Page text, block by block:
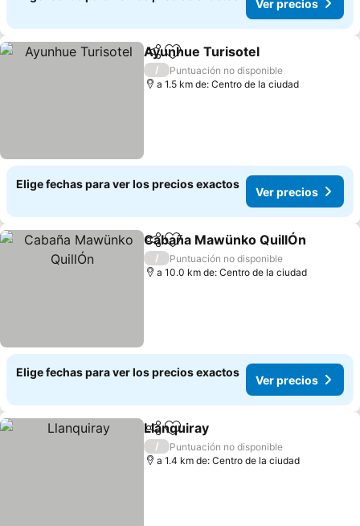
Ver precios
CompartirAgregar a favoritos
Ayunhue Turisotel
/
Puntuación no disponible
a 1.5 km de: Centro de la ciudad
Elige fechas para ver los precios exactos
Ver precios
CompartirAgregar a favoritos
Cabaña Mawünko QuillÓn
/
Puntuación no disponible
a 10.0 km de: Centro de la ciudad
Elige fechas para ver los precios exactos
Ver precios
CompartirAgregar a favoritos
Llanquiray
/
Puntuación no disponible
a 1.4 km de: Centro de la ciudad